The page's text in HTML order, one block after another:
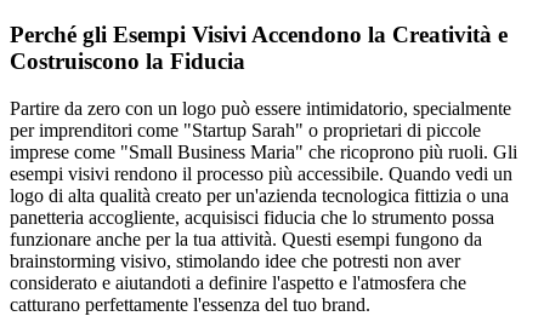
Perché gli Esempi Visivi Accendono la Creatività e
Costruiscono la Fiducia
Partire da zero con un logo può essere intimidatorio, specialmente
per imprenditori come "Startup Sarah" o proprietari di piccole
imprese come "Small Business Maria" che ricoprono più ruoli. Gli
esempi visivi rendono il processo più accessibile. Quando vedi un
logo di alta qualità creato per un'azienda tecnologica fittizia o una
panetteria accogliente, acquisisci fiducia che lo strumento possa
funzionare anche per la tua attività. Questi esempi fungono da
brainstorming visivo, stimolando idee che potresti non aver
considerato e aiutandoti a definire l'aspetto e l'atmosfera che
catturano perfettamente l'essenza del tuo brand.